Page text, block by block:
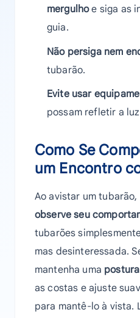
mergulhoe siga as
guia.
Não persiga nem
tubarão.
Evite usar
possam refletir a
Como Se
um Encontro
Ao avistar um
observe seu
tubarões
mas desinteressada.
mantenha uma
as costas e ajuste
para mantê-lo à vista.